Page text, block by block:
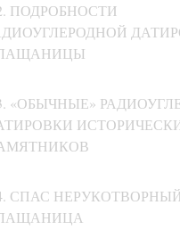
ПОДРОБНОСТИ
«ОБЫЧНЫЕ»
СПАС